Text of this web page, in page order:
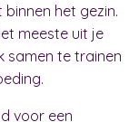
het gezin.
meeste uit je
samen te trainen
voor een